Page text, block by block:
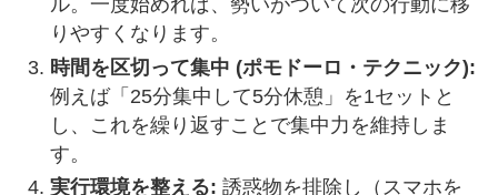
ル。一度始めれば、勢いがついて次の行動に移
りやすくなります。
時間を区切って集中 (ポモドーロ・テクニック):
例えば「25分集中して5分休憩」を1セットと
し、これを繰り返すことで集中力を維持しま
す。
実行環境を整える: 誘惑物を排除し（スマホを